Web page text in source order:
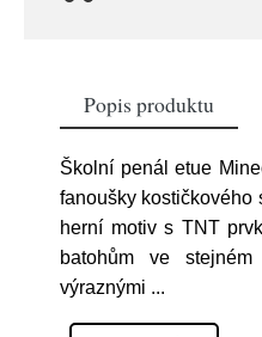
Popis produktu
Školní penál etue
fanoušky kostičkového
herní motiv s TNT
batohům ve
výraznými ...